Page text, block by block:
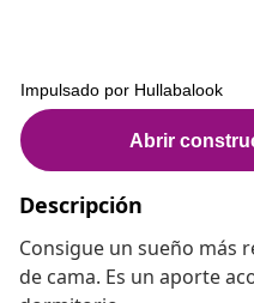
Descripción
Consigue un sueño más
de cama. Es un aporte